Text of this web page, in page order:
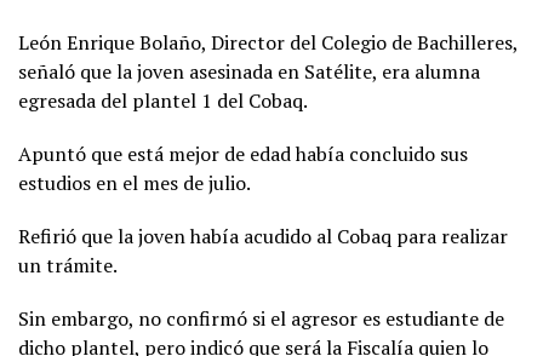
León Enrique Bolaño, Director del Colegio de Bachilleres,
señaló que la joven asesinada en Satélite, era alumna
egresada del plantel 1 del Cobaq.
Apuntó que está mejor de edad había concluido sus
estudios en el mes de julio.
Refirió que la joven había acudido al Cobaq para realizar
un trámite.
Sin embargo, no confirmó si el agresor es estudiante de
dicho plantel, pero indicó que será la Fiscalía quien lo